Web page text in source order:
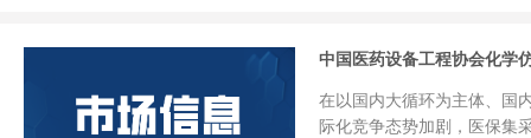
中国医药设备工程协会化学
在以国内大循环为主体、国
际化竞争态势加剧，医保集